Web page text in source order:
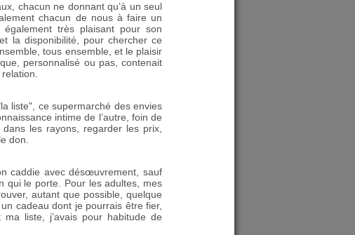
chacun ne donnant qu’à un seul
chacun de nous à faire un
très plaisant pour son
la disponibilité, pour chercher ce
tous ensemble, et le plaisir
personnalisé ou pas, contenait
liste", ce supermarché des envies
intime de l’autre, foin de
les rayons, regarder les prix,
don.
caddie avec désœuvrement, sauf
qui le porte. Pour les adultes, mes
autant que possible, quelque
cadeau dont je pourrais être fier,
liste, j’avais pour habitude de